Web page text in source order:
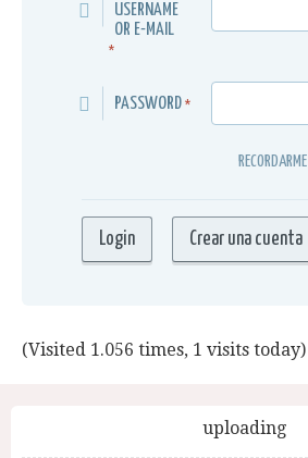
USERNAME
OR E-MAIL
*
PASSWORD *
RECORDARME
(Visited 1.056 times, 1 visits today)
uploading